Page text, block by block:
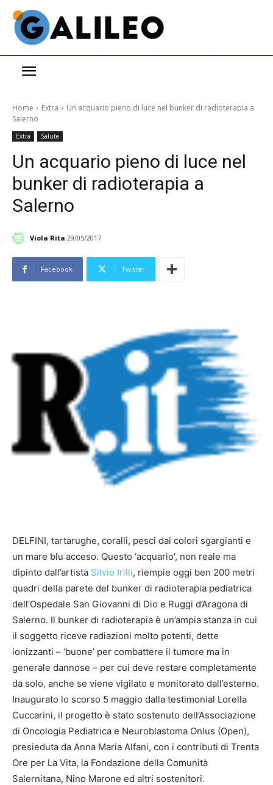
Home Extra
Un acquario pieno di luce nel bunker di radioterapia a
Salerno
Extra Salute
Un acquario pieno di luce nel
bunker di radioterapia a
Salerno
Viola Rita 29/05/2017
Facebook Twitter
DELFINI, tartarughe, coralli, pesci dai colori sgargianti e
un mare blu acceso. Questo ‘acquario’, non reale ma
dipinto dall’artista Silvio Irilli, riempie oggi ben 200 metri
quadri della parete del bunker di radioterapia pediatrica
dell’Ospedale San Giovanni di Dio e Ruggi d’Aragona di
Salerno. Il bunker di radioterapia è un’ampia stanza in cui
il soggetto riceve radiazioni molto potenti, dette
ionizzanti – ‘buone’ per combattere il tumore ma in
generale dannose – per cui deve restare completamente
da solo, anche se viene vigilato e monitorato dall’esterno.
Inaugurato lo scorso 5 maggio dalla testimonial Lorella
Cuccarini, il progetto è stato sostenuto dell’Associazione
di Oncologia Pediatrica e Neuroblastoma Onlus (Open),
presieduta da Anna Maria Alfani, con i contributi di Trenta
Ore per La Vita, la Fondazione della Comunità
Salernitana, Nino Marone ed altri sostenitori.